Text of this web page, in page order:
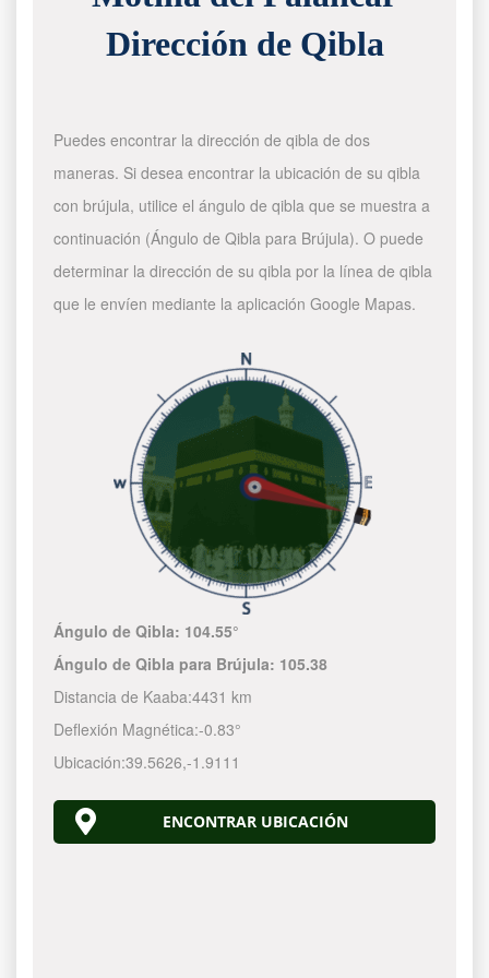
Dirección de Qibla
Puedes encontrar la dirección de qibla de dos
maneras. Si desea encontrar la ubicación de su qibla
con brújula, utilice el ángulo de qibla que se muestra a
continuación (Ángulo de Qibla para Brújula). O puede
determinar la dirección de su qibla por la línea de qibla
que le envíen mediante la aplicación Google Mapas.
Ángulo de Qibla: 104.55°
Ángulo de Qibla para Brújula: 105.38
Distancia de Kaaba:4431 km
Deflexión Magnética:-0.83°
Ubicación:39.5626,-1.9111
ENCONTRAR UBICACIÓN